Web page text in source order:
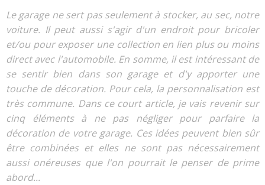
Le garage ne sert pas seulement à stocker, au sec, notre
voiture. Il peut aussi s'agir d'un endroit pour bricoler
et/ou pour exposer une collection en lien plus ou moins
direct avec l'automobile. En somme, il est intéressant de
se sentir bien dans son garage et d'y apporter une
touche de décoration. Pour cela, la personnalisation est
très commune. Dans ce court article, je vais revenir sur
cinq éléments à ne pas négliger pour parfaire la
décoration de votre garage. Ces idées peuvent bien sûr
être combinées et elles ne sont pas nécessairement
aussi onéreuses que l'on pourrait le penser de prime
abord...